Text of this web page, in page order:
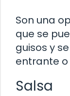
Son una
que se
guisos y
entrante
Salsa